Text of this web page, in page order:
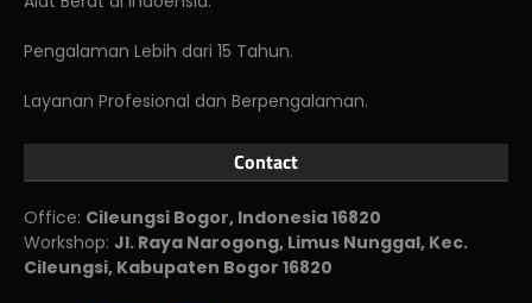
Pengalaman Lebih dari 15 Tahun.
Layanan Profesional dan Berpengalaman.
Contact
Office: Cileungsi Bogor, Indonesia 16820
Workshop: Jl. Raya Narogong, Limus Nunggal, Kec.
Cileungsi, Kabupaten Bogor 16820